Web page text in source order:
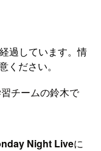
過しています。情
ださい。
チームの鈴木で
Night Liveに